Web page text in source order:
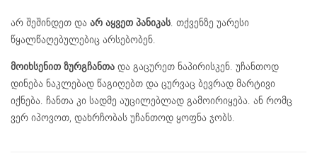
არ შეშინდეთ და არ აყვეთ პანიკას. თქვენზე უარესი
წყალწაღებულებიც არსებობენ.
მოიხსენით ზურგჩანთა და გაცურეთ ნაპირისკენ. უჩანთოდ
დინება ნაკლებად წაგიღებთ და ცურვაც ბევრად მარტივი
იქნება. ჩანთა კი სადმე აუცილებლად გამოირიყება. ან რომც
ვერ იპოვოთ, დახრჩობას უჩანთოდ ყოფნა ჯობს.